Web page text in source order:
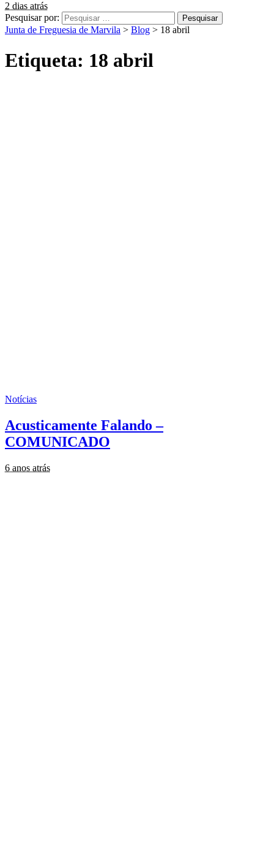
2 dias atrás
Pesquisar por:
Junta de Freguesia de Marvila > Blog > 18 abril
Etiqueta: 18 abril
Notícias
Acusticamente Falando –
COMUNICADO
6 anos atrás